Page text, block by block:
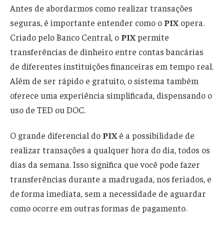
Antes de abordarmos como realizar transações
seguras, é importante entender como o PIX opera.
Criado pelo Banco Central, o PIXpermite
transferências de dinheiro entre contas bancárias
de diferentes instituições financeiras em tempo real.
Além de ser rápido e gratuito, o sistema também
oferece uma experiência simplificada, dispensando o
uso de TED ou DOC.
O grande diferencial do PIX é a possibilidade de
realizar transações a qualquer hora do dia, todos os
dias da semana. Isso significa que você pode fazer
transferências durante a madrugada, nos feriados, e
de forma imediata, sem a necessidade de aguardar
como ocorre em outras formas de pagamento.